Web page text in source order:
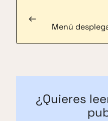
Menú
←
¿Quieres